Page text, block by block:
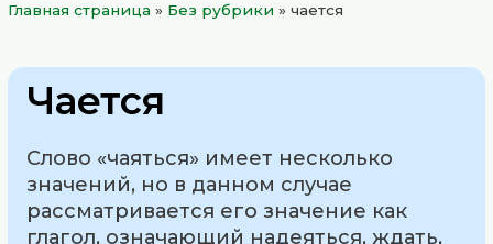
Главная страница » Без рубрики »чается
Чается
Слово «чаяться» имеет несколько
значений, но в данном случае
рассматривается его значение как
глагол, означающий надеяться, ждать,